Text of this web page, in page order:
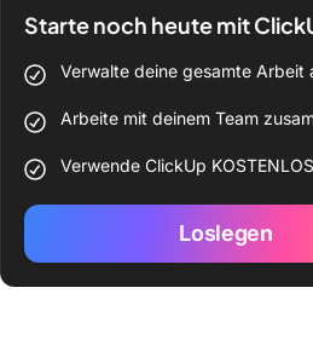
Starte noch heute mit
Verwalte deine gesamte Arbeit
Arbeite mit deinem Team
Verwende ClickUp
Loslegen